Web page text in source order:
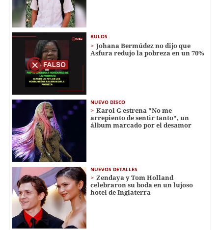
BULOS
Johana Bermúdez no dijo que
Asfura redujo la pobreza en un 70%
NUEVO DISCO
Karol G estrena "No me
arrepiento de sentir tanto", un
álbum marcado por el desamor
NUEVOS DETALLES
Zendaya y Tom Holland
celebraron su boda en un lujoso
hotel de Inglaterra